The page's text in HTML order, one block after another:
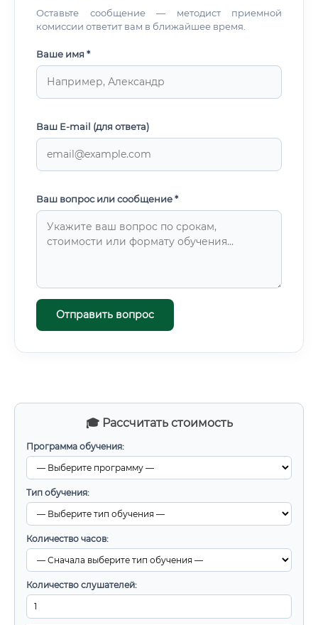
🎓 Рассчитать стоимость
Программа обучения:
Тип обучения:
Количество часов:
Количество слушателей:
Оставьте сообщение — методист приемной
комиссии ответит вам в ближайшее время.
Ваше имя *
Ваш E-mail (для ответа)
Ваш вопрос или сообщение *
Отправить вопрос